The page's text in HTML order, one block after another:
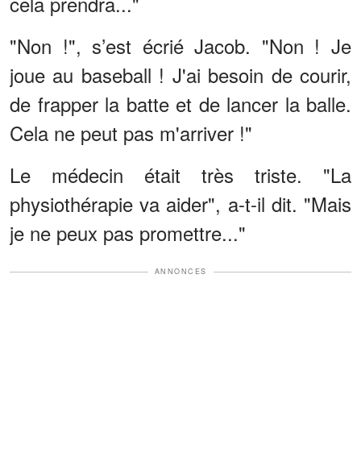
"Non !", s’est écrié Jacob. "Non ! Je
joue au baseball ! J'ai besoin de courir,
de frapper la batte et de lancer la balle.
Cela ne peut pas m'arriver !"
Le médecin était très triste. "La
physiothérapie va aider", a-t-il dit. "Mais
je ne peux pas promettre..."
ANNONCES